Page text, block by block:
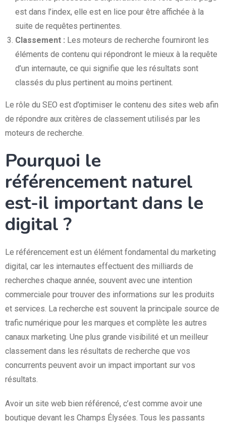
est dans l’index, elle est en lice pour être affichée à la
suite de requêtes pertinentes.
Classement : Les moteurs de recherche fourniront les
éléments de contenu qui répondront le mieux à la requête
d’un internaute, ce qui signifie que les résultats sont
classés du plus pertinent au moins pertinent.
Le rôle du SEO est d’optimiser le contenu des sites web afin
de répondre aux critères de classement utilisés par les
moteurs de recherche.
Pourquoi le
référencement naturel
est-il important dans le
digital ?
Le référencement est un élément fondamental du marketing
digital, car les internautes effectuent des milliards de
recherches chaque année, souvent avec une intention
commerciale pour trouver des informations sur les produits
et services. La recherche est souvent la principale source de
trafic numérique pour les marques et complète les autres
canaux marketing. Une plus grande visibilité et un meilleur
classement dans les résultats de recherche que vos
concurrents peuvent avoir un impact important sur vos
résultats.
Avoir un site web bien référencé, c’est comme avoir une
boutique devant les Champs Élysées. Tous les passants